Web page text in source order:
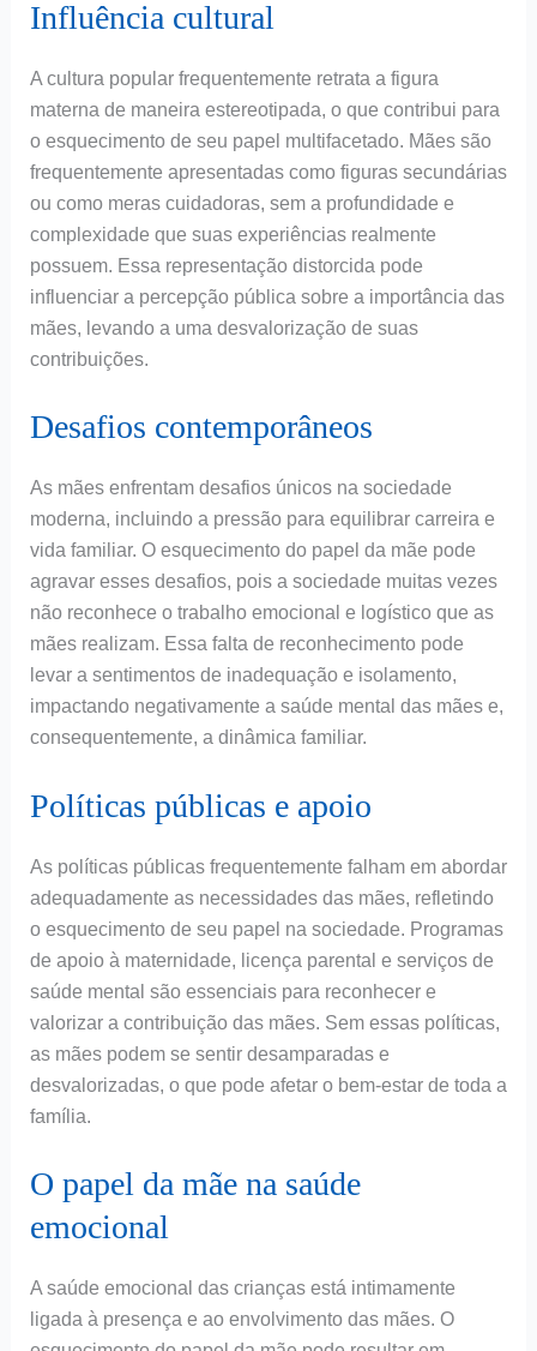
Influência cultural
A cultura popular frequentemente retrata a figura
materna de maneira estereotipada, o que contribui para
o esquecimento de seu papel multifacetado. Mães são
frequentemente apresentadas como figuras secundárias
ou como meras cuidadoras, sem a profundidade e
complexidade que suas experiências realmente
possuem. Essa representação distorcida pode
influenciar a percepção pública sobre a importância das
mães, levando a uma desvalorização de suas
contribuições.
Desafios contemporâneos
As mães enfrentam desafios únicos na sociedade
moderna, incluindo a pressão para equilibrar carreira e
vida familiar. O esquecimento do papel da mãe pode
agravar esses desafios, pois a sociedade muitas vezes
não reconhece o trabalho emocional e logístico que as
mães realizam. Essa falta de reconhecimento pode
levar a sentimentos de inadequação e isolamento,
impactando negativamente a saúde mental das mães e,
consequentemente, a dinâmica familiar.
Políticas públicas e apoio
As políticas públicas frequentemente falham em abordar
adequadamente as necessidades das mães, refletindo
o esquecimento de seu papel na sociedade. Programas
de apoio à maternidade, licença parental e serviços de
saúde mental são essenciais para reconhecer e
valorizar a contribuição das mães. Sem essas políticas,
as mães podem se sentir desamparadas e
desvalorizadas, o que pode afetar o bem-estar de toda a
família.
O papel da mãe na saúde
emocional
A saúde emocional das crianças está intimamente
ligada à presença e ao envolvimento das mães. O